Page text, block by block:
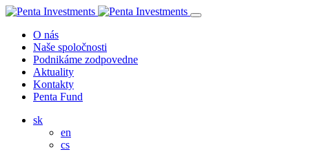
O nás
Naše spoločnosti
Podnikáme zodpovedne
Aktuality
Kontakty
Penta Fund
sk
en
cs